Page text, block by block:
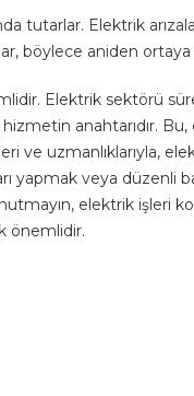
tutarlar. Elektrik
böylece aniden ortaya
Elektrik sektörü
anahtarıdır.
ve uzmanlıklarıyla,
yapmak veya düzenli
elektrik işleri
önemlidir.